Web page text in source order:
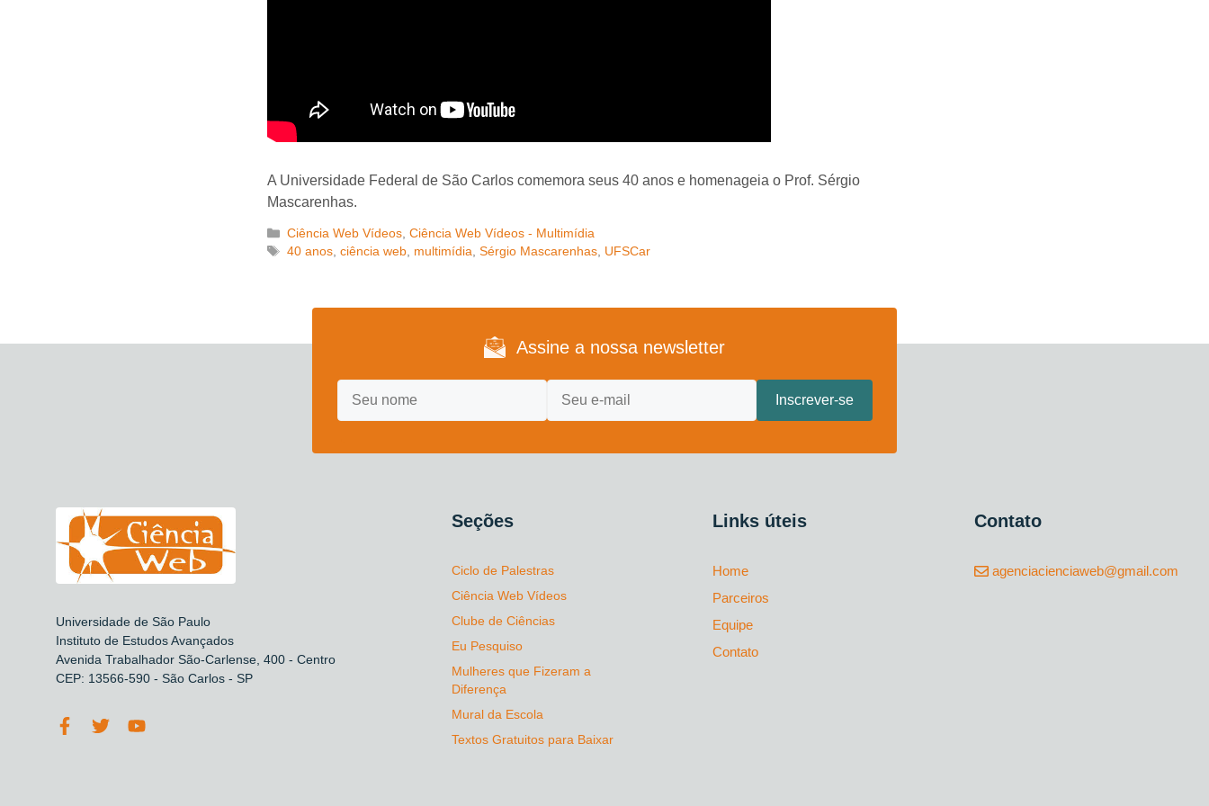
A Universidade Federal de São Carlos comemora seus 40 anos e homenageia o Prof. Sérgio
Mascarenhas.
Categorias
Ciência Web Vídeos, Ciência Web Vídeos - Multimídia
Tags
40 anos, ciência web, multimídia, Sérgio Mascarenhas, UFSCar
Assine a nossa newsletter
Universidade de São Paulo
Instituto de Estudos Avançados
Avenida Trabalhador São-Carlense, 400 - Centro
CEP: 13566-590 - São Carlos - SP
Seções
Ciclo de Palestras
Ciência Web Vídeos
Clube de Ciências
Eu Pesquiso
Mulheres que Fizeram a
Diferença
Mural da Escola
Textos Gratuitos para Baixar
Links úteis
Home
Parceiros
Equipe
Contato
Contato
agenciacienciaweb@gmail.com